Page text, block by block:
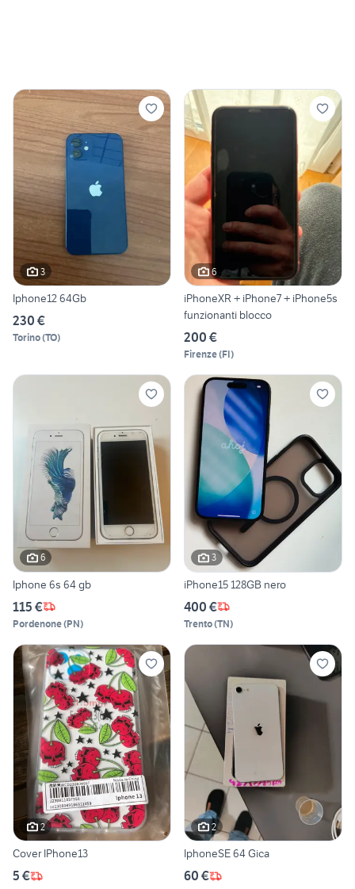
3
Iphone12 64Gb
230 €
Torino(TO)
6
iPhoneXR + iPhone7 + iPhone5s
funzionanti blocco
200 €
Firenze(FI)
6
Iphone 6s 64 gb
115 €
Pordenone(PN)
3
iPhone15 128GB nero
400 €
Trento(TN)
2
Cover IPhone13
5 €
2
IphoneSE 64 Gica
60 €